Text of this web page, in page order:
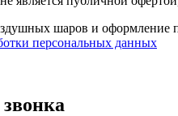
шаров и оформление
персональных данных
звонка